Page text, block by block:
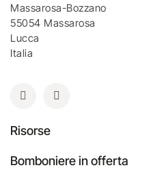
Massarosa-Bozzano
55054 Massarosa
Lucca
Italia
Risorse
Bomboniere in offerta